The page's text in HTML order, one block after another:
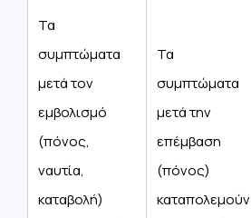
Τα
συμπτώματα
μετά τον
εμβολισμό
(πόνος,
ναυτία,
καταβολή)
Τα
συμπτώματα
μετά την
επέμβαση
(πόνος)
καταπολεμούν